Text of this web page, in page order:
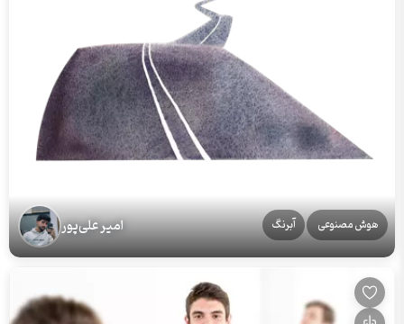
هوش مصنوعی آبرنگ امیر علی‌پور